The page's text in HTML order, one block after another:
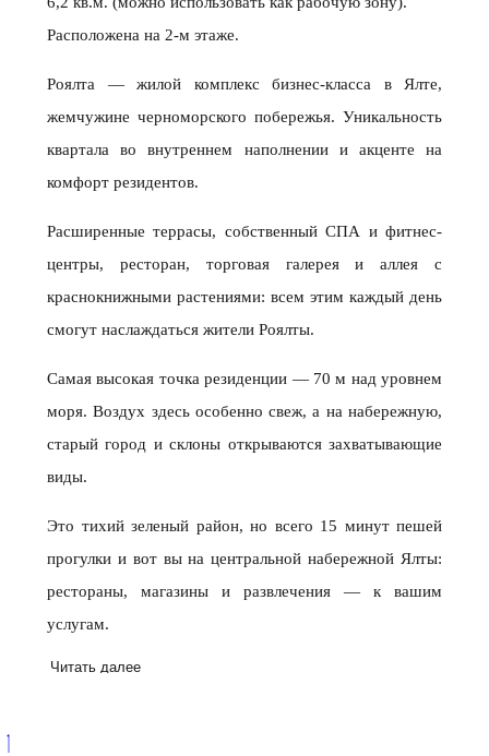
Расположена на 2-м этаже.
Роялта — жилой комплекс бизнес-класса в Ялте,
жемчужине черноморского побережья. Уникальность
квартала во внутреннем наполнении и акценте на
комфорт резидентов.
Расширенные террасы, собственный СПА и фитнес-
центры, ресторан, торговая галерея и аллея с
краснокнижными растениями: всем этим каждый день
смогут наслаждаться жители Роялты.
Самая высокая точка резиденции — 70 м над уровнем
моря. Воздух здесь особенно свеж, а на набережную,
старый город и склоны открываются захватывающие
виды.
Это тихий зеленый район, но всего 15 минут пешей
прогулки и вот вы на центральной набережной Ялты:
рестораны, магазины и развлечения — к вашим
услугам.
Читать далее